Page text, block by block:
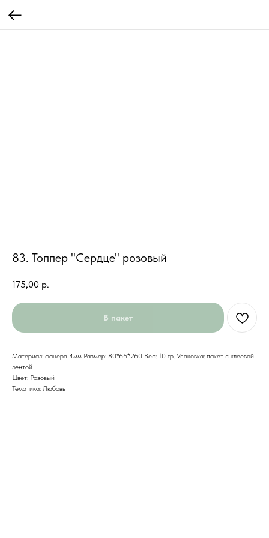
83. Топпер "Сердце" розовый
175,00 р.
В пакет
Материал: фанера 4мм Размер: 80*66*260 Вес: 10 гр. Упаковка: пакет с клеевой
лентой
Цвет: Розовый
Тематика: Любовь